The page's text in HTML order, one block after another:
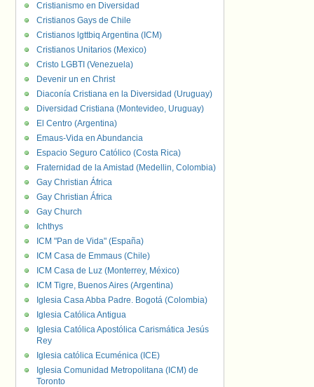
Cristianismo en Diversidad
Cristianos Gays de Chile
Cristianos lgttbiq Argentina (ICM)
Cristianos Unitarios (Mexico)
Cristo LGBTI (Venezuela)
Devenir un en Christ
Diaconía Cristiana en la Diversidad (Uruguay)
Diversidad Cristiana (Montevideo, Uruguay)
El Centro (Argentina)
Emaus-Vida en Abundancia
Espacio Seguro Católico (Costa Rica)
Fraternidad de la Amistad (Medellin, Colombia)
Gay Christian África
Gay Christian África
Gay Church
Ichthys
ICM "Pan de Vida" (España)
ICM Casa de Emmaus (Chile)
ICM Casa de Luz (Monterrey, México)
ICM Tigre, Buenos Aires (Argentina)
Iglesia Casa Abba Padre. Bogotá (Colombia)
Iglesia Católica Antigua
Iglesia Católica Apostólica Carismática Jesús
Rey
Iglesia católica Ecuménica (ICE)
Iglesia Comunidad Metropolitana (ICM) de
Toronto